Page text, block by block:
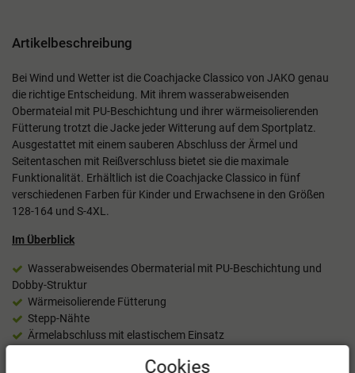
Artikelbeschreibung
Bei Wind und Wetter ist die Coachjacke Classico von JAKO genau
die richtige Entscheidung. Mit ihrem wasserabweisenden
Obermateial mit PU-Beschichtung und ihrer wärmeisolierenden
Fütterung trotzt die Jacke jeder Witterung auf dem Sportplatz.
Ausgestattet mit einem sauberen Abschluss der Ärmel und
Seitentaschen mit Reißverschluss bietet sie die maximale
Funktionalität. Erhältlich ist die Coachjacke Classico in fünf
verschiedenen Farben für Kinder und Erwachsene in den Größen
128-164 und S-4XL.
Im Überblick
Wasserabweisendes Obermaterial mit PU-Beschichtung und
Dobby-Struktur
Wärmeisolierende Fütterung
Stepp-Nähte
Ärmelabschluss mit elastischem Einsatz
Cookies